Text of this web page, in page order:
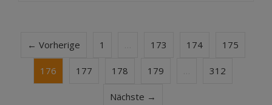
← Vorherige 1 173 174 175
176 177 178 179 312
Nächste →